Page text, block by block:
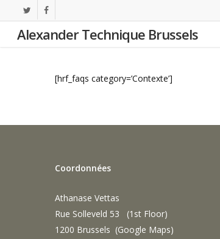
to
main
twitterfacebook
Alexander Technique Brussels
[hrf_faqs category=’Contexte’]
Coordonnées
Athanase Vettas
Rue Solleveld 53 (1st Floor)
1200 Brussels (Google Maps)